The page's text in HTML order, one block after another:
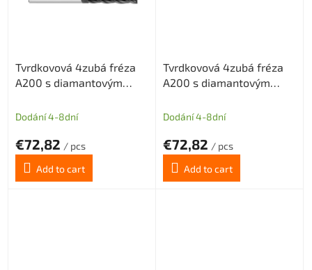
Tvrdkovová 4zubá fréza
A200 s diamantovým
průměr 5 (dlouhý břit)
Dodání 4-8dní
€72,82 / pcs
Add to cart
Tvrdkovová 4zubá fréza
A200 s diamantovým
průměr 6 (dlouhý břit)
Dodání 4-8dní
€72,82 / pcs
Add to cart